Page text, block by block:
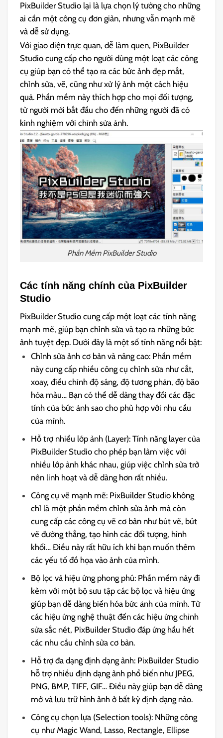
PixBuilder Studio lại là lựa chọn lý tưởng cho những
ai cần một công cụ đơn giản, nhưng vẫn mạnh mẽ
và dễ sử dụng.
Với giao diện trực quan, dễ làm quen, PixBuilder
Studio cung cấp cho người dùng một loạt các công
cụ giúp bạn có thể tạo ra các bức ảnh đẹp mắt,
chỉnh sửa, vẽ, cũng như xử lý ảnh một cách hiệu
quả. Phần mềm này thích hợp cho mọi đối tượng,
từ người mới bắt đầu cho đến những người đã có
kinh nghiệm với chỉnh sửa ảnh.
Phần Mềm PixBuilder Studio
Các tính năng chính của PixBuilder
Studio
PixBuilder Studio cung cấp một loạt các tính năng
mạnh mẽ, giúp bạn chỉnh sửa và tạo ra những bức
ảnh tuyệt đẹp. Dưới đây là một số tính năng nổi bật:
Chỉnh sửa ảnh cơ bản và nâng cao: Phần mềm
này cung cấp nhiều công cụ chỉnh sửa như cắt,
xoay, điều chỉnh độ sáng, độ tương phản, độ bão
hòa màu… Bạn có thể dễ dàng thay đổi các đặc
tính của bức ảnh sao cho phù hợp với nhu cầu
của mình.
Hỗ trợ nhiều lớp ảnh (Layer): Tính năng layer của
PixBuilder Studio cho phép bạn làm việc với
nhiều lớp ảnh khác nhau, giúp việc chỉnh sửa trở
nên linh hoạt và dễ dàng hơn rất nhiều.
Công cụ vẽ mạnh mẽ: PixBuilder Studio không
chỉ là một phần mềm chỉnh sửa ảnh mà còn
cung cấp các công cụ vẽ cơ bản như bút vẽ, bút
vẽ đường thẳng, tạo hình các đối tượng, hình
khối… Điều này rất hữu ích khi bạn muốn thêm
các yếu tố đồ họa vào ảnh của mình.
Bộ lọc và hiệu ứng phong phú: Phần mềm này đi
kèm với một bộ sưu tập các bộ lọc và hiệu ứng
giúp bạn dễ dàng biến hóa bức ảnh của mình. Từ
các hiệu ứng nghệ thuật đến các hiệu ứng chỉnh
sửa sắc nét, PixBuilder Studio đáp ứng hầu hết
các nhu cầu chỉnh sửa cơ bản.
Hỗ trợ đa dạng định dạng ảnh: PixBuilder Studio
hỗ trợ nhiều định dạng ảnh phổ biến như JPEG,
PNG, BMP, TIFF, GIF… Điều này giúp bạn dễ dàng
mở và lưu trữ hình ảnh ở bất kỳ định dạng nào.
Công cụ chọn lựa (Selection tools): Những công
cụ như Magic Wand, Lasso, Rectangle, Ellipse